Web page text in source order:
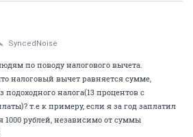
SyncedNoise
по поводу налогового вычета.
налоговый вычет равняется сумме,
подоходного налога(13 процентов с
т.е к примеру, если я за год заплатил
1000 рублей, независимо от суммы